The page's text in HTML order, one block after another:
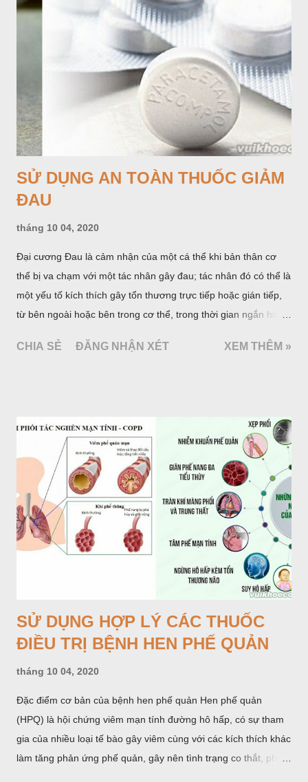
SỬ DỤNG AN TOÀN THUỐC GIẢM
ĐAU
tháng 10 04, 2020
Đại cương Đau là cảm nhận của một cá thể khi bản thân cơ
thể bị va chạm với một tác nhân gây đau; tác nhân đó có thể là
một yếu tố kích thích gây tổn thương trực tiếp hoặc gián tiếp,
từ bên ngoài hoặc bên trong cơ thể, trong thời gian ngắn hoặc
tật nhưng cũng còn là triệu chứng tồn lưu trong và sau quá
nghiệm cảm giác và cảm xúc khó chịu kết hợp với một tổn
thương của mô hiện tại hoặc sẽ xảy ra, hoặc được mô tả bằng
các ngôn từ về tổn thương đó”.
CHIA SẺ ĐĂNG NHẬN XÉT XEM THÊM »
SỬ DỤNG HỢP LÝ CÁC THUỐC
ĐIỀU TRỊ BỆNH HEN PHẾ QUẢN
tháng 10 04, 2020
Đặc điểm cơ bản của bệnh hen phế quản Hen phế quản
(HPQ) là hội chứng viêm mạn tính đường hô hấp, có sự tham
gia của nhiều loại tế bào gây viêm cùng với các kích thích khác
làm tăng phản ứng phế quản, gây nên tình trạng co thắt, phù